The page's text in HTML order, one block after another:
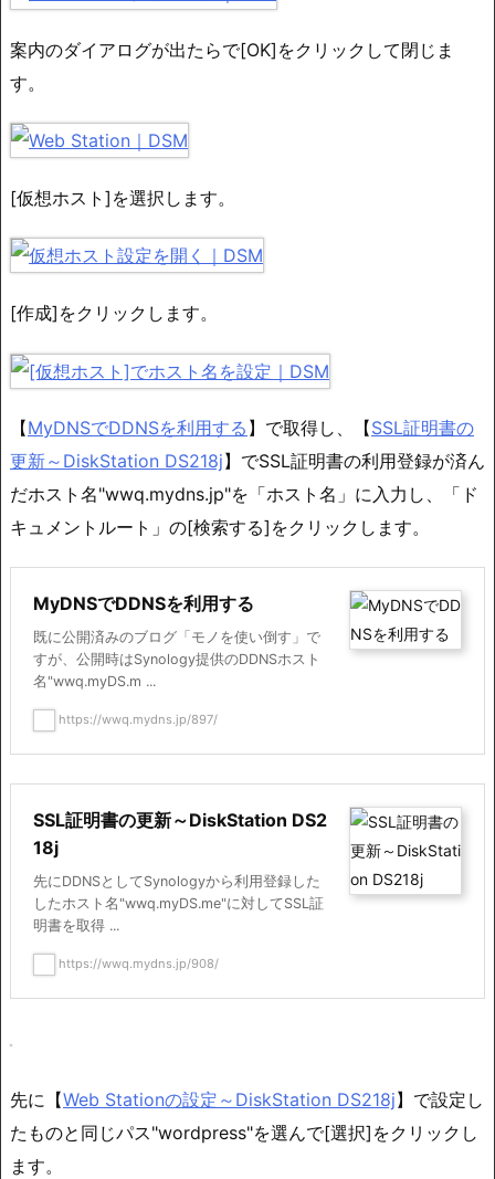
案内のダイアログが出たらで[OK]をクリックして閉じま
す。
[仮想ホスト]を選択します。
[作成]をクリックします。
【MyDNSでDDNSを利用する 】で取得し、【SSL証明書の
更新～DiskStation DS218j】でSSL証明書の利用登録が済ん
だホスト名"wwq.mydns.jp"を「ホスト名」に入力し、「ド
キュメントルート」の[検索する]をクリックします。
MyDNSでDDNSを利用する
既に公開済みのブログ「モノを使い倒す」で
すが、公開時はSynology提供のDDNSホスト
名"wwq.myDS.m ...
https://wwq.mydns.jp/897/
SSL証明書の更新～DiskStation DS2
18j
先にDDNSとしてSynologyから利用登録した
したホスト名"wwq.myDS.me"に対してSSL証
明書を取得 ...
https://wwq.mydns.jp/908/
先に【Web Stationの設定～DiskStation DS218j】で設定し
たものと同じパス"wordpress"を選んで[選択]をクリックし
ます。